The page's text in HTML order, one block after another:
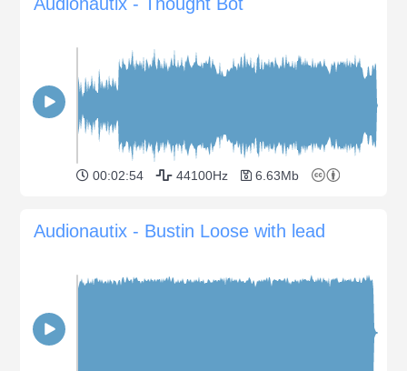
00:02:54 44100Hz 6.63Mb
Audionautix - Bustin Loose with lead